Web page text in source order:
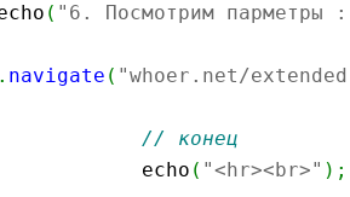
echo
( "6. Посмотрим парметры
. navigate ( "whoer.net/
// конец
			echo
( "<hr><br>" ) ;